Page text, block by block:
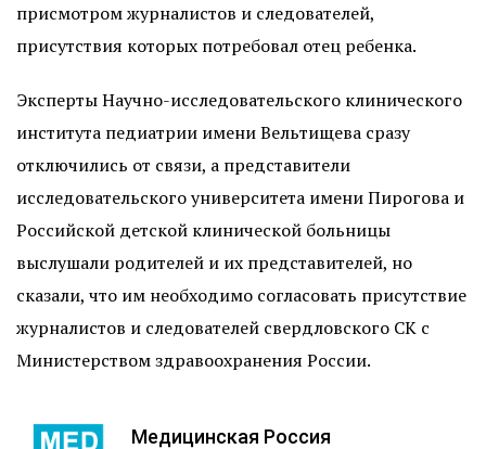
присмотром журналистов и следователей,
присутствия которых потребовал отец ребенка.
Эксперты Научно-исследовательского клинического
института педиатрии имени Вельтищева сразу
отключились от связи, а представители
исследовательского университета имени Пирогова и
Российской детской клинической больницы
выслушали родителей и их представителей, но
сказали, что им необходимо согласовать присутствие
журналистов и следователей свердловского СК с
Министерством здравоохранения России.
Медицинская Россия